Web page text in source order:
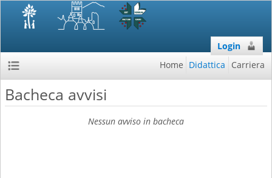
Login
Home Didattica Carriera
Bacheca avvisi
Nessun avviso in bacheca